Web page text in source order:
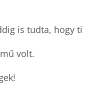
is tudta, hogy ti
volt.